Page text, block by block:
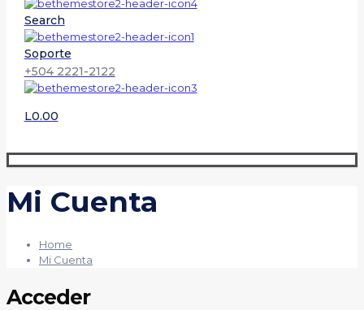
Search
Soporte
+504 2221-2122
L0.00
Mi Cuenta
Home
Mi Cuenta
Acceder